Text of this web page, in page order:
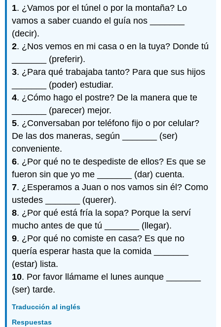
1. ¿Vamos por el túnel o por la montaña? Lo
vamos a saber cuando el guía nos _______
(decir).
2. ¿Nos vemos en mi casa o en la tuya? Donde tú
_______ (preferir).
3. ¿Para qué trabajaba tanto? Para que sus hijos
_______ (poder) estudiar.
4. ¿Cómo hago el postre? De la manera que te
_______ (parecer) mejor.
5. ¿Conversaban por teléfono fijo o por celular?
De las dos maneras, según _______ (ser)
conveniente.
6. ¿Por qué no te despediste de ellos? Es que se
fueron sin que yo me _______ (dar) cuenta.
7. ¿Esperamos a Juan o nos vamos sin él? Como
ustedes _______ (querer).
8. ¿Por qué está fría la sopa? Porque la serví
mucho antes de que tú _______ (llegar).
9. ¿Por qué no comiste en casa? Es que no
quería esperar hasta que la comida _______
(estar) lista.
10. Por favor llámame el lunes aunque _______
(ser) tarde.
Traducción al inglés
Respuestas